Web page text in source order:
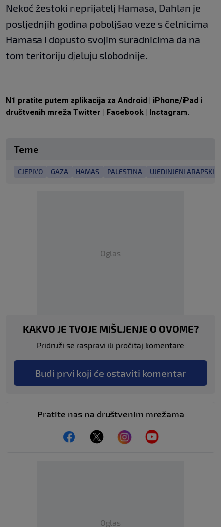
Nekoć žestoki neprijatelj Hamasa, Dahlan je
posljednjih godina poboljšao veze s čelnicima
Hamasa i dopusto svojim suradnicima da na
tom teritoriju djeluju slobodnije.
N1 pratite putem aplikacija za Android iPhone/iPad i
društvenih mreža Twitter Facebook Instagram.
Teme
CJEPIVO GAZA HAMAS PALESTINA UJEDINJENI ARAPSKI
Oglas
KAKVO JE TVOJE MIŠLJENJE O OVOME?
Pridruži se raspravi ili pročitaj komentare
Budi prvi koji će ostaviti komentar
Pratite nas na društvenim mrežama
Oglas